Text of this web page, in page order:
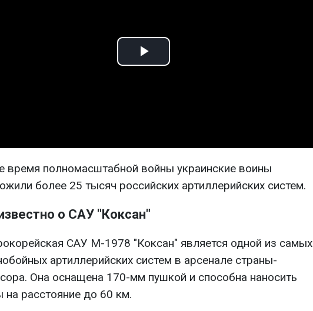
Play
время полномасштабной войны украинские воины
более 25 тысяч российских артиллерийских систем.
о САУ "Коксан"
САУ М-1978 "Коксан" является одной из самых
артиллерийских систем в арсенале страны-
Она оснащена 170-мм пушкой и способна наносить
на расстояние до 60 км.